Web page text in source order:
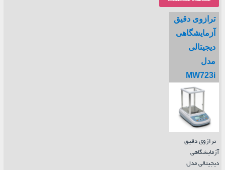
ترازوی دقیق
آزمایشگاهی
دیجیتالی
مدل
MW723i
ترازوی دقیق
آزمایشگاهی
دیجیتالی مدل